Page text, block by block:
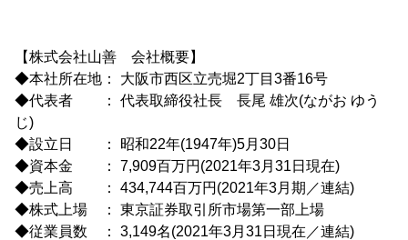
【株式会社山善 会社概要】
◆本社所在地： 大阪市西区立売堀2丁目3番16号
◆代表者 ： 代表取締役社長 長尾 雄次(ながお ゆう
じ)
◆設立日 ： 昭和22年(1947年)5月30日
◆資本金 ： 7,909百万円(2021年3月31日現在)
◆売上高 ： 434,744百万円(2021年3月期／連結)
◆株式上場 ： 東京証券取引所市場第一部上場
◆従業員数 ： 3,149名(2021年3月31日現在／連結)